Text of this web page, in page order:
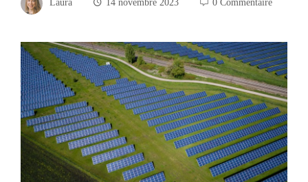
Laura 14 novembre 2023 0 Commentaire